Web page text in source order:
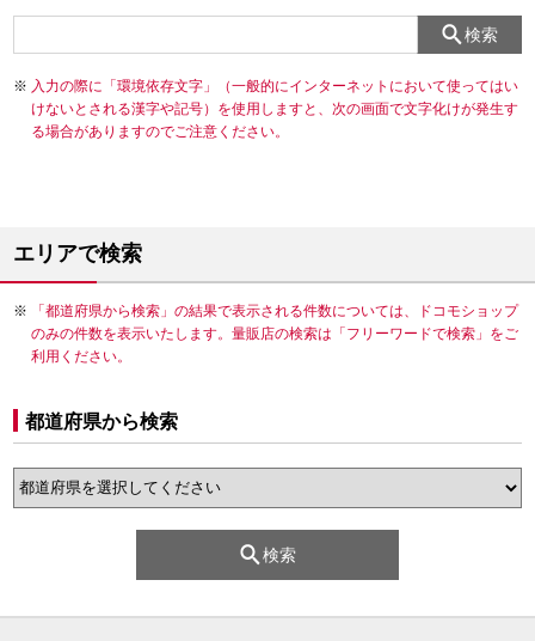
検索
入力の際に「環境依存文字」（一般的にインターネットにおいて使ってはい
けないとされる漢字や記号）を使用しますと、次の画面で文字化けが発生す
る場合がありますのでご注意ください。
エリアで検索
「都道府県から検索」の結果で表示される件数については、ドコモショップ
のみの件数を表示いたします。量販店の検索は「フリーワードで検索」をご
利用ください。
都道府県から検索
検索